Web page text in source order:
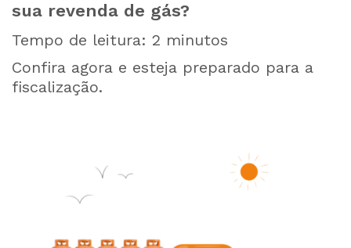
sua revenda de gás?
Tempo de leitura: 2 minutos
Confira agora e esteja preparado para a
fiscalização.